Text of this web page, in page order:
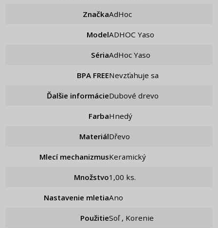
Značka AdHoc
Model ADHOC Yaso
Séria AdHoc Yaso
BPA FREE Nevzťahuje sa
Ďalšie informácie Dubové drevo
Farba Hnedý
Materiál Dřevo
Mlecí mechanizmus Keramický
Množstvo 1,00 ks.
Nastavenie mletia ano
Použitie Soľ , Korenie